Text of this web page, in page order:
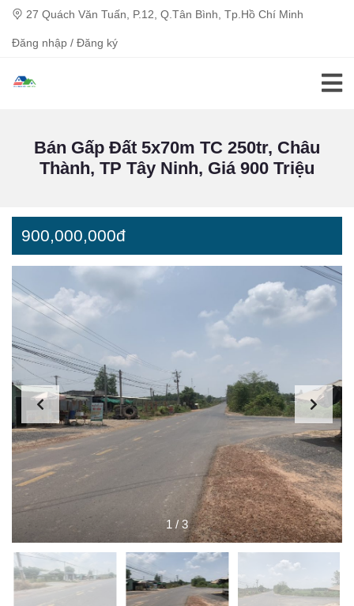
27 Quách Văn Tuấn, P.12, Q.Tân Bình, Tp.Hồ Chí Minh
Đăng nhập / Đăng ký
Bán Gấp Đất 5x70m TC 250tr, Châu
Thành, TP Tây Ninh, Giá 900 Triệu
900,000,000đ
1 / 3